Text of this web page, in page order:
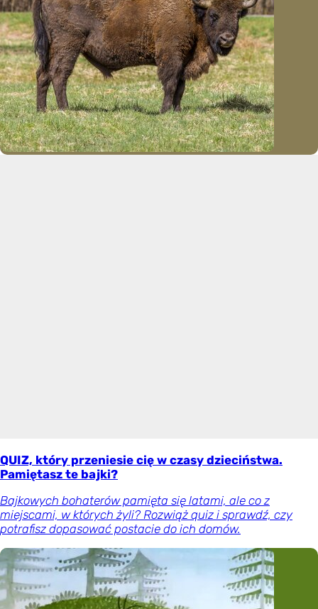
QUIZ, który przeniesie cię w czasy dzieciństwa.
Pamiętasz te bajki?
Bajkowych bohaterów pamięta się latami, ale co z
miejscami, w których żyli? Rozwiąż quiz i sprawdź, czy
potrafisz dopasować postacie do ich domów.